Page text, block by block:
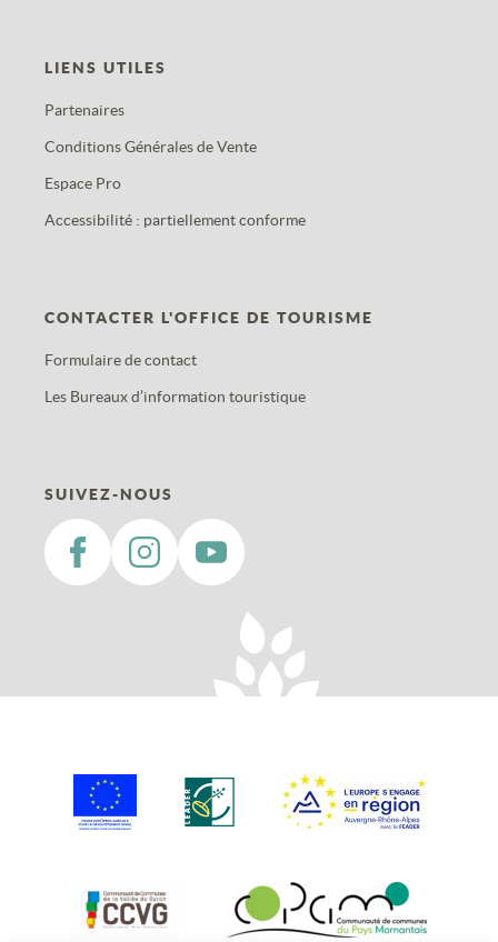
LIENS UTILES
Partenaires
Conditions Générales de Vente
Espace Pro
Accessibilité : partiellement conforme
CONTACTER L'OFFICE DE TOURISME
Formulaire de contact
Les Bureaux d’information touristique
SUIVEZ-NOUS